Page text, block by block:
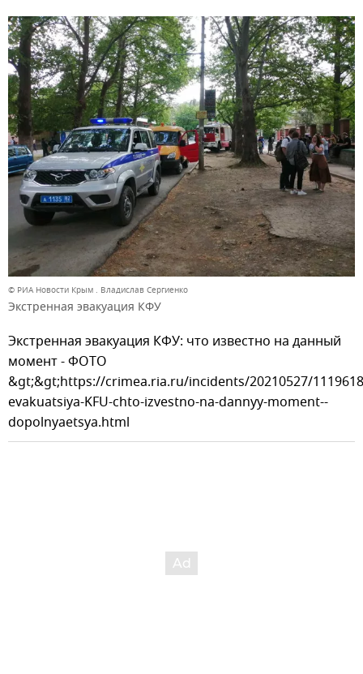
© РИА Новости Крым . Владислав Сергиенко
Экстренная эвакуация КФУ
Экстренная эвакуация КФУ: что известно на данный
момент - ФОТО
&gt;&gt;https://crimea.ria.ru/incidents/20210527/
evakuatsiya-KFU-chto-izvestno-na-dannyy-moment--
dopolnyaetsya.html